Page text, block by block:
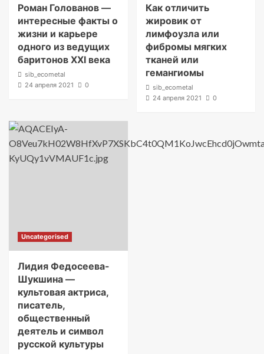
Роман Голованов —
интересные факты о
жизни и карьере
одного из ведущих
баритонов XXI века
sib_ecometal
24 апреля 2021
0
Как отличить
жировик от
лимфоузла или
фибромы мягких
тканей или
гемангиомы
sib_ecometal
24 апреля 2021
0
Uncategorised
Лидия Федосеева-
Шукшина —
культовая актриса,
писатель,
общественный
деятель и символ
русской культуры